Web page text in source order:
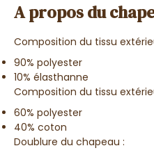
A propos du
Composition du tissu
90% polyester
10% élasthanne
Composition du tissu
60% polyester
40% coton
Doublure du chapeau :